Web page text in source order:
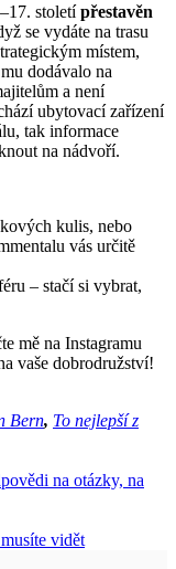
stoletípřestavěn
se vydáte na trasu
místem,
dodávalo na
a není
ubytovací zařízení
tak informace
na nádvoří.
kulis, nebo
vás určitě
– stačí si vybrat,
mě na Instagramu
vaše dobrodružství!
Bern, To nejlepší z
na otázky, na
vidět